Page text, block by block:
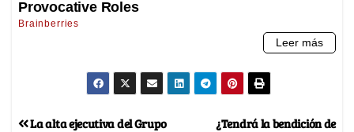
¿Tendrá la bendición de
La alta ejecutiva del Grupo